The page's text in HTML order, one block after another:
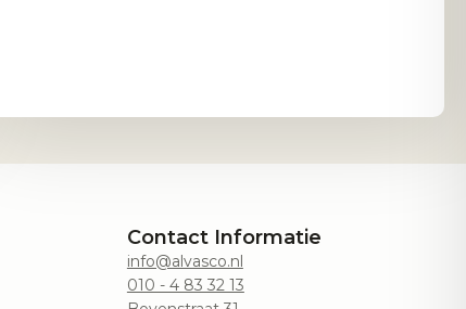
Contact Informatie
info@alvasco.nl
010 - 4 83 32 13